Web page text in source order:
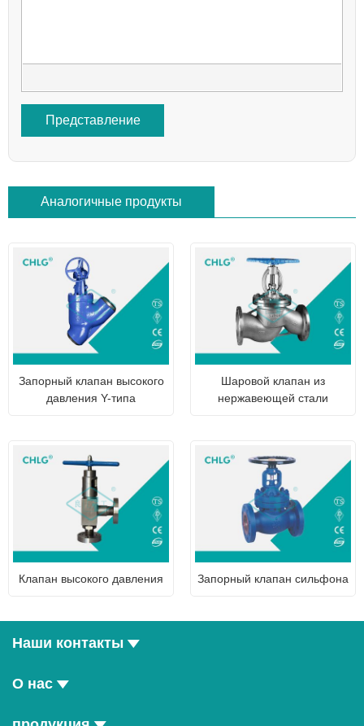
Представление
Аналогичные продукты
Запорный клапан высокого
давления Y-типа
Шаровой клапан из
нержавеющей стали
Клапан высокого давления Запорный клапан сильфона
Наши контакты
О нас